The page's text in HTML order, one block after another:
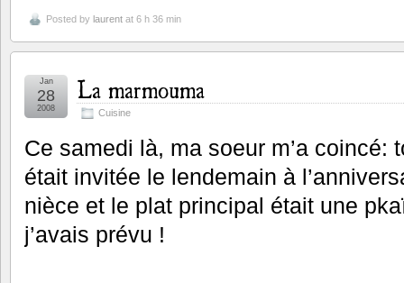
Posted by laurent at 6 h 36 min
La marmouma
Cuisine
Jan
28
2008
Ce samedi là, ma soeur m’a coincé:
était invitée le lendemain à
nièce et le plat principal était une
j’avais prévu !